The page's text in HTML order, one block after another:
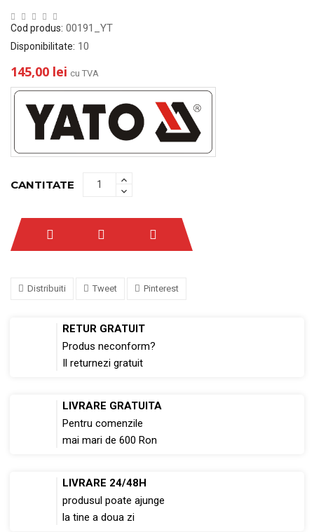
Cod produs: 00191_YT
Disponibilitate: 10
145,00 lei cu TVA
CANTITATE
Distribuiti Tweet Pinterest
RETUR GRATUIT
Produs neconform?
Il returnezi gratuit
LIVRARE GRATUITA
Pentru comenzile
mai mari de 600 Ron
LIVRARE 24/48H
produsul poate ajunge
la tine a doua zi